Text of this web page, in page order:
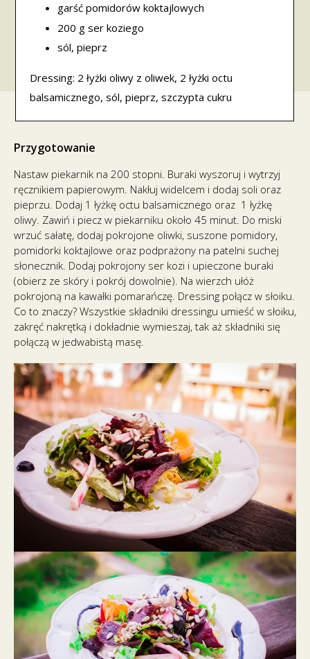
garść pomidorów koktajlowych
200 g ser koziego
sól, pieprz
Dressing: 2 łyżki oliwy z oliwek, 2 łyżki octu
balsamicznego, sól, pieprz, szczypta cukru
Przygotowanie
Nastaw piekarnik na 200 stopni. Buraki wyszoruj i wytrzyj
ręcznikiem papierowym. Nakłuj widelcem i dodaj soli oraz
pieprzu. Dodaj 1 łyżkę octu balsamicznego oraz 1 łyżkę
oliwy. Zawiń i piecz w piekarniku około 45 minut. Do miski
wrzuć sałatę, dodaj pokrojone oliwki, suszone pomidory,
pomidorki koktajlowe oraz podprażony na patelni suchej
słonecznik. Dodaj pokrojony ser kozi i upieczone buraki
(obierz ze skóry i pokrój dowolnie). Na wierzch ułóż
pokrojoną na kawałki pomarańczę. Dressing połącz w słoiku.
Co to znaczy? Wszystkie składniki dressingu umieść w słoiku,
zakręć nakrętką i dokładnie wymieszaj, tak aż składniki się
połączą w jedwabistą masę.